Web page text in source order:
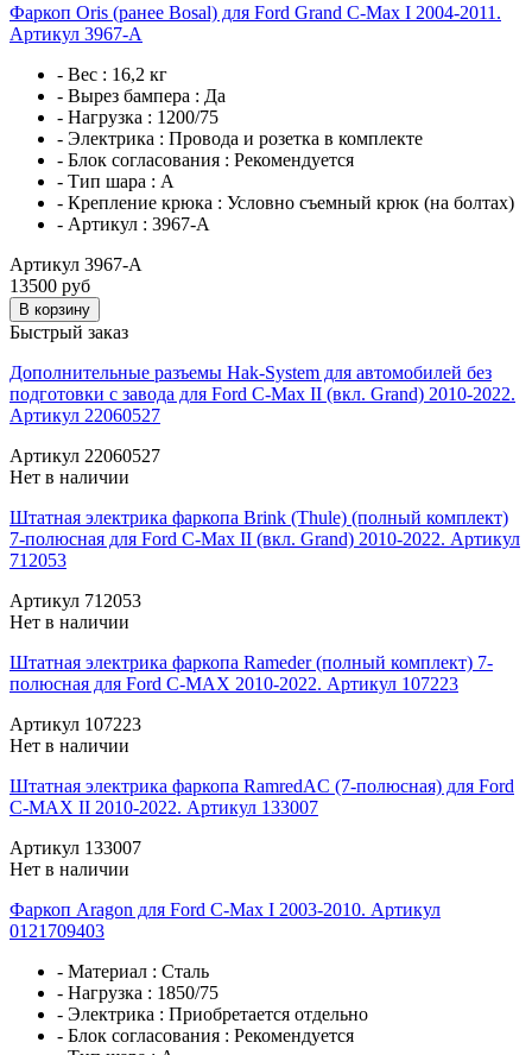
Фаркоп Oris (ранее Bosal) для Ford Grand C-Max I 2004-2011.
Артикул 3967-A
- Вес : 16,2 кг
- Вырез бампера : Да
- Нагрузка : 1200/75
- Электрика : Провода и розетка в комплекте
- Блок согласования : Рекомендуется
- Тип шара : A
- Крепление крюка : Условно съемный крюк (на болтах)
- Артикул : 3967-A
Артикул 3967-A
13500 руб
В корзину
Быстрый заказ
Дополнительные разъемы Hak-System для автомобилей без
подготовки с завода для Ford C-Max II (вкл. Grand) 2010-2022.
Артикул 22060527
Артикул 22060527
Нет в наличии
Штатная электрика фаркопа Brink (Thule) (полный комплект)
7-полюсная для Ford C-Max II (вкл. Grand) 2010-2022. Артикул
712053
Артикул 712053
Нет в наличии
Штатная электрика фаркопа Rameder (полный комплект) 7-
полюсная для Ford C-MAX 2010-2022. Артикул 107223
Артикул 107223
Нет в наличии
Штатная электрика фаркопа RamredAC (7-полюсная) для Ford
C-MAX II 2010-2022. Артикул 133007
Артикул 133007
Нет в наличии
Фаркоп Aragon для Ford C-Max I 2003-2010. Артикул
0121709403
- Материал : Сталь
- Нагрузка : 1850/75
- Электрика : Приобретается отдельно
- Блок согласования : Рекомендуется